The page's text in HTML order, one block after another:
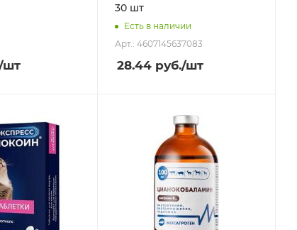
шт
30 шт
Есть в наличии
Арт.: 4607145637083
28.44руб./шт